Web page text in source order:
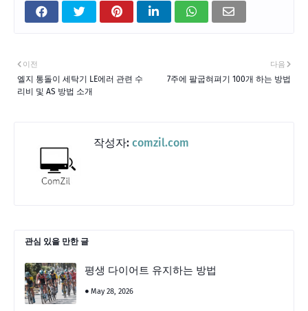
다음
7주에 팔굽혀펴기 100개 하는 방법
이전
엘지 통돌이 세탁기 LE에러 관련 수
리비 및 AS 방법 소개
작성자: comzil.com
관심 있을 만한 글
평생 다이어트 유지하는 방법
May 28, 2026